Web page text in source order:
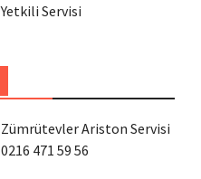
Yetkili Servisi
Zümrütevler Ariston Servisi
0216 471 59 56